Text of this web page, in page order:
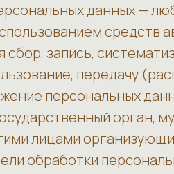
данных —
средств
сбор, запись,
передачу
персональных
орган,
лицами
обработки